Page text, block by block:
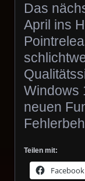
Das
April ins
Windows
neuen
Teilen mit:
Facebook